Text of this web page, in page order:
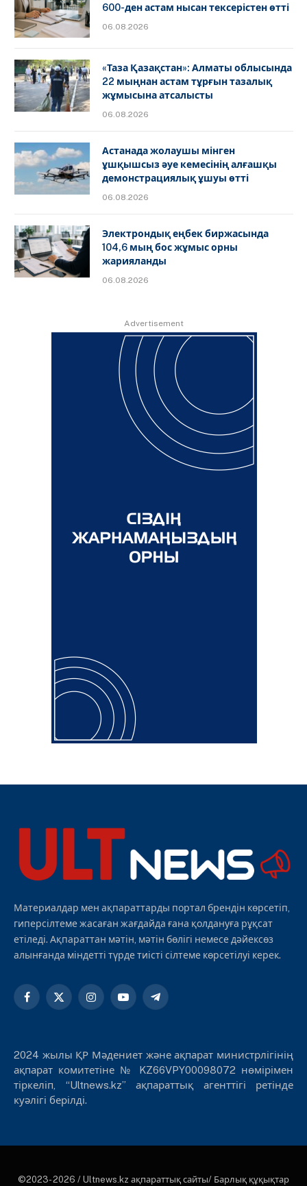
600-ден астам нысан тексерістен өтті
06.08.2026
«Таза Қазақстан»: Алматы облысында
22 мыңнан астам тұрғын тазалық
жұмысына атсалысты
06.08.2026
Астанада жолаушы мінген
ұшқышсыз әуе кемесінің алғашқы
демонстрациялық ұшуы өтті
06.08.2026
Электрондық еңбек биржасында
104,6 мың бос жұмыс орны
жарияланды
06.08.2026
Advertisement
Материалдар мен ақпараттарды портал брендін көрсетіп,
гиперсілтеме жасаған жағдайда ғана қолдануға рұқсат
етіледі. Ақпараттан мәтін, мәтін бөлігі немесе дәйексөз
алынғанда міндетті түрде тиісті сілтеме көрсетілуі керек.
Facebook
X
InstagramYouTubeTelegram
2024 жылы ҚР Мәдениет және ақпарат министрлігінің
ақпарат комитетіне № KZ66VPY00098072 нөмірімен
тіркеліп, “Ultnews.kz” ақпараттық агенттігі ретінде
куәлігі берілді.
©2023- 2026 / Ultnews.kz ақпараттық сайты/ Барлық құқықтар